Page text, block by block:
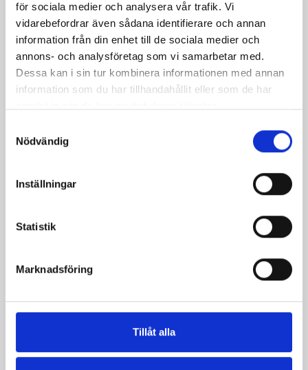
för sociala medier och analysera vår trafik. Vi
vidarebefordrar även sådana identifierare och annan
information från din enhet till de sociala medier och
annons- och analysföretag som vi samarbetar med.
Dessa kan i sin tur kombinera informationen med annan
information som du har tillhandahållit eller som de har
Nödvändig
Inställningar
Statistik
Marknadsföring
Tillåt alla
Bäst i test: Norrmejeriers laktosfria
mjölk
är bäst i smaktest när norrlänningarna sagt sitt. Fler än
200 norrlänningar fick deltog vid provsmakningen. Vår